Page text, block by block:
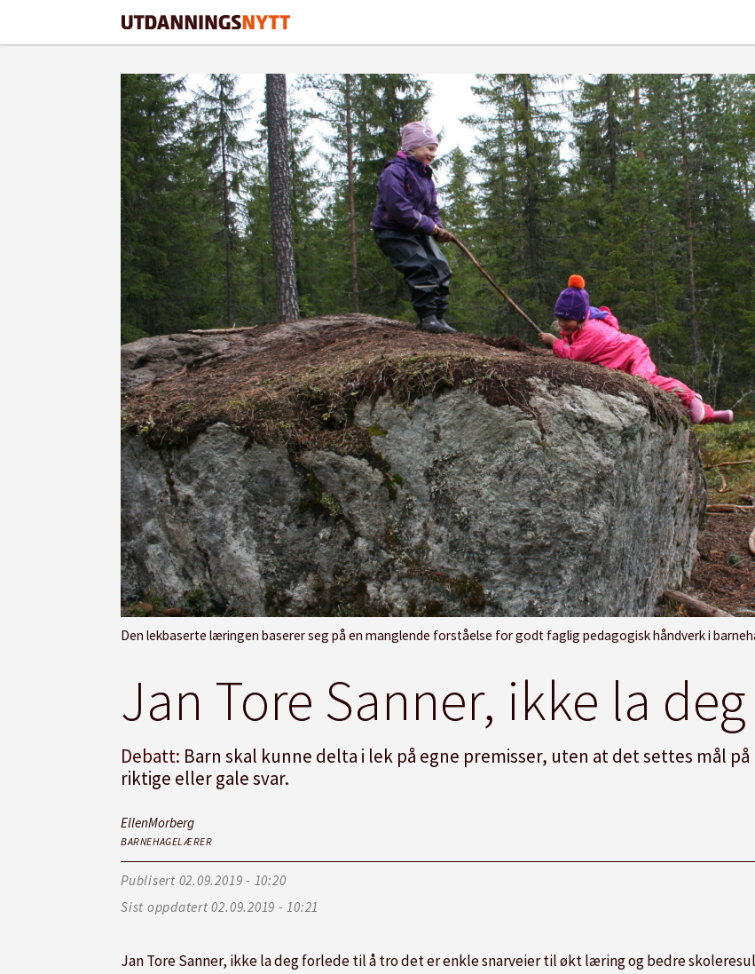
Den lekbaserte læringen baserer seg på en manglende forståelse for godt faglig pedagogisk håndverk i barnehagene, ifølge
Jan Tore Sanner, ikke la
Debatt: Barn skal kunne delta i lek på egne premisser, uten at det settes mål
riktige eller gale svar.
EllenMorberg
BARNEHAGELÆRER
Publisert
02.09.2019 - 10:20
Sist oppdatert
02.09.2019 - 10:21
Jan Tore Sanner, ikke la deg forlede til å tro det er enkle snarveier til økt læring og bedre